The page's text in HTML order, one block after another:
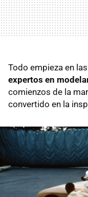
Todo empieza en
expertos en
comienzos de la
convertido en la